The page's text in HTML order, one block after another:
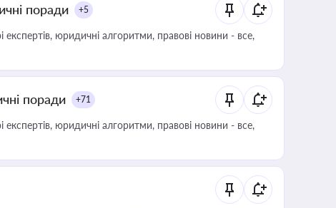
поради +5
юридичні алгоритми, правові новини - все,
поради +71
юридичні алгоритми, правові новини - все,